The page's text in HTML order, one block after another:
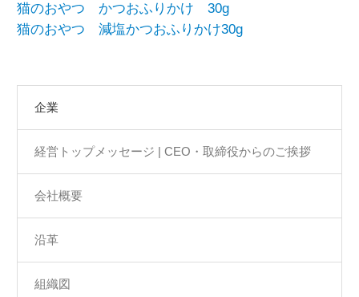
企業
経営トップメッセージ | CEO・取締役からのご挨拶
会社概要
沿革
組織図
猫のおやつ かつおふりかけ 30g
猫のおやつ 減塩かつおふりかけ30g